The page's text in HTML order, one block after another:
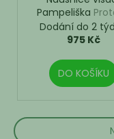
Pampeliška
každá z nás
touží pustit přání
Dodání do 2
975 Kč
DO KOŠÍKU